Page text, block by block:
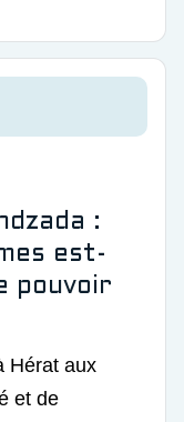
:
est-
pouvoir
Hérat aux
et de